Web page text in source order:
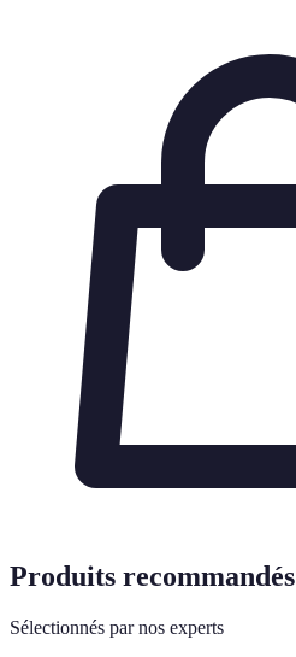
Produits recommandés
Sélectionnés par nos experts